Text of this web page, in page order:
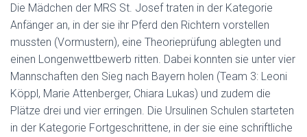
Die Mädchen der MRS St. Josef traten in der Kategorie
Anfänger an, in der sie ihr Pferd den Richtern vorstellen
mussten (Vormustern), eine Theorieprüfung ablegten und
einen Longenwettbewerb ritten. Dabei konnten sie unter vier
Mannschaften den Sieg nach Bayern holen (Team 3: Leoni
Köppl, Marie Attenberger, Chiara Lukas) und zudem die
Plätze drei und vier erringen. Die Ursulinen Schulen starteten
in der Kategorie Fortgeschrittene, in der sie eine schriftliche